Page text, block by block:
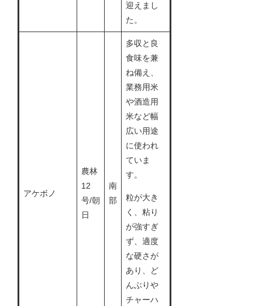
迎えまし
た。
アケボノ
農林
12
号/朝
日
南
部
多収と良
食味を兼
ね備え、
業務用米
や酒造用
米など幅
広い用途
に使われ
ていま
す。
粒が大き
く、粘り
が強すぎ
ず、適度
な硬さが
あり、ど
んぶりや
チャーハ